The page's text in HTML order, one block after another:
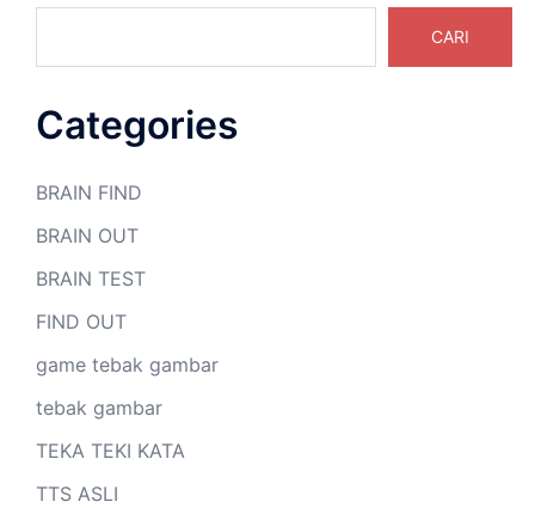
CARI
Categories
BRAIN FIND
BRAIN OUT
BRAIN TEST
FIND OUT
game tebak gambar
tebak gambar
TEKA TEKI KATA
TTS ASLI